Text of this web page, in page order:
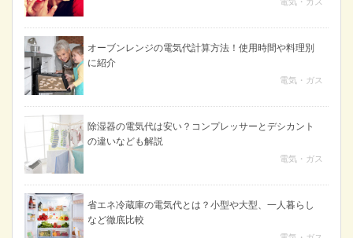
オーブンレンジの電気代計算方法！使用時間や料理別
に紹介
電気・ガス
除湿器の電気代は安い？コンプレッサーとデシカント
の違いなども解説
電気・ガス
省エネ冷蔵庫の電気代とは？小型や大型、一人暮らし
など徹底比較